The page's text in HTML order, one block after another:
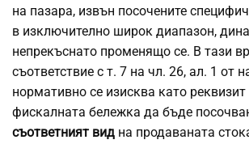
на пазара, извън посочените
в изключително широк диапазон,
непрекъснато променящо се. В тази
съответствие с т. 7 на чл. 26, ал. 1 от
нормативно се изисква като
фискалната бележка да бъде
съответният вид на продаваната